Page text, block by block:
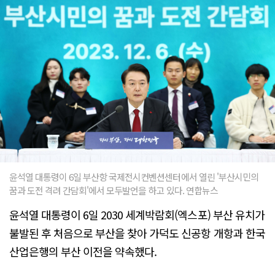
윤석열 대통령이 6일 부산항 국제전시컨벤션센터에서 열린 '부산시민의
꿈과 도전 격려 간담회'에서 모두발언을 하고 있다. 연합뉴스
윤석열 대통령이 6일 2030 세계박람회(엑스포) 부산 유치가
불발된 후 처음으로 부산을 찾아 가덕도 신공항 개항과 한국
산업은행의 부산 이전을 약속했다.